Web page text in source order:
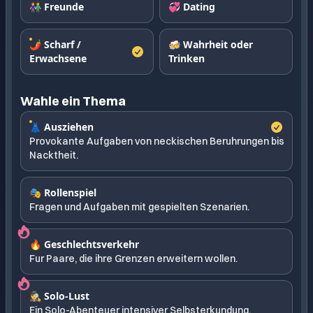
👫 Freunde 💞 Dating
🌶️ Scharf /
Erwachsene
🍻 Wahrheit oder
Trinken
Wahle ein Thema
👗 Ausziehen
Provokante Aufgaben von neckischen Beruhrungen bis
Nacktheit.
🎭 Rollenspiel
Fragen und Aufgaben mit gespielten Szenarien.
🔥 Geschlechtsverkehr
Fur Paare, die ihre Grenzen erweitern wollen.
🕵️ Solo-Lust
Ein Solo-Abenteuer intensiver Selbsterkundung.